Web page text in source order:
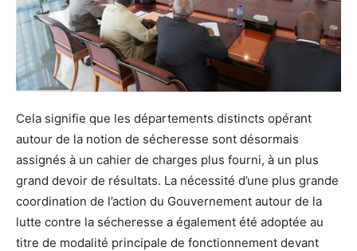
Cela signifie que les départements distincts opérant
autour de la notion de sécheresse sont désormais
assignés à un cahier de charges plus fourni, à un plus
grand devoir de résultats. La nécessité d’une plus grande
coordination de l’action du Gouvernement autour de la
lutte contre la sécheresse a également été adoptée au
titre de modalité principale de fonctionnement devant